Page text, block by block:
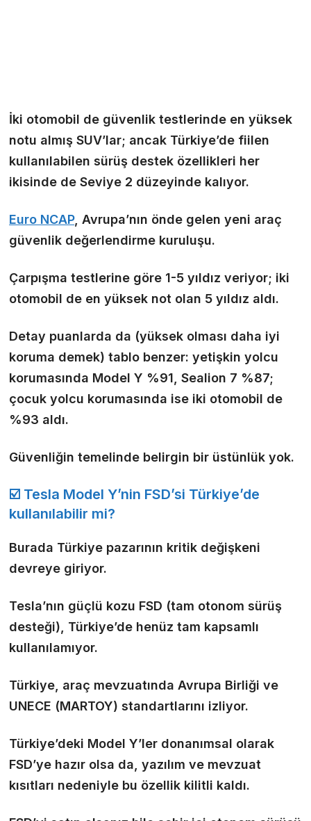
İki otomobil de güvenlik testlerinde en yüksek
notu almış SUV’lar; ancak Türkiye’de fiilen
kullanılabilen sürüş destek özellikleri her
ikisinde de Seviye 2 düzeyinde kalıyor.
Euro NCAP, Avrupa’nın önde gelen yeni araç
güvenlik değerlendirme kuruluşu.
Çarpışma testlerine göre 1-5 yıldız veriyor; iki
otomobil de en yüksek not olan 5 yıldız aldı.
Detay puanlarda da (yüksek olması daha iyi
koruma demek) tablo benzer: yetişkin yolcu
korumasında Model Y %91, Sealion 7 %87;
çocuk yolcu korumasında ise iki otomobil de
%93 aldı.
Güvenliğin temelinde belirgin bir üstünlük yok.
☑️ Tesla Model Y’nin FSD’si Türkiye’de
kullanılabilir mi?
Burada Türkiye pazarının kritik değişkeni
devreye giriyor.
Tesla’nın güçlü kozu FSD (tam otonom sürüş
desteği), Türkiye’de henüz tam kapsamlı
kullanılamıyor.
Türkiye, araç mevzuatında Avrupa Birliği ve
UNECE (MARTOY) standartlarını izliyor.
Türkiye’deki Model Y’ler donanımsal olarak
FSD’ye hazır olsa da, yazılım ve mevzuat
kısıtları nedeniyle bu özellik kilitli kaldı.